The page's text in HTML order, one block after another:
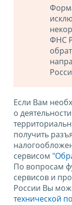
ФНС
Если Вам
о
получить
сервисом
По вопросам
сервисов и
России Вы
технической